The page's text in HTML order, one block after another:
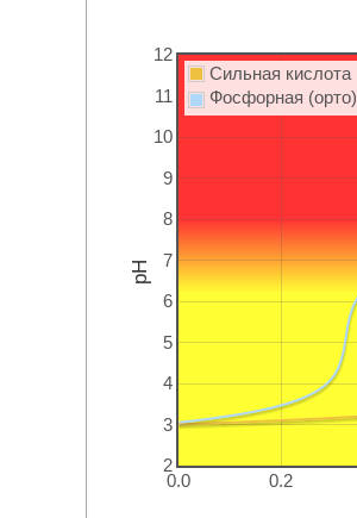
0.0 0.2
2
3
4
5
6
7
8
9
10
11
12
Сильная кислота
Фосфорная (орто)
pH